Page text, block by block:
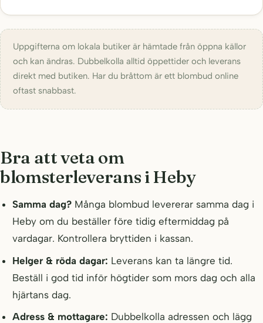
Uppgifterna om lokala butiker är hämtade från öppna källor
och kan ändras. Dubbelkolla alltid öppettider och leverans
direkt med butiken. Har du bråttom är ett blombud online
oftast snabbast.
Bra att veta om
blomsterleverans i Heby
Samma dag? Många blombud levererar samma dag i
Heby om du beställer före tidig eftermiddag på
vardagar. Kontrollera bryttiden i kassan.
Helger & röda dagar: Leverans kan ta längre tid.
Beställ i god tid inför högtider som mors dag och alla
hjärtans dag.
Adress & mottagare: Dubbelkolla adressen och lägg